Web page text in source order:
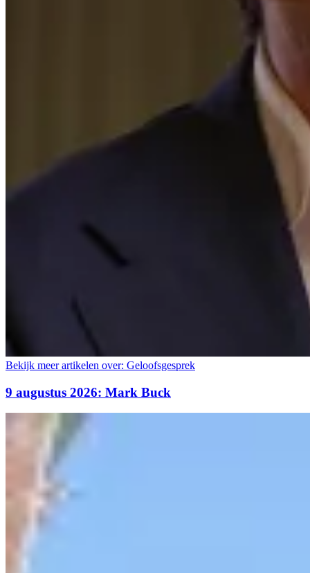
Bekijk meer artikelen over: Geloofsgesprek
9 augustus 2026: Mark Buck